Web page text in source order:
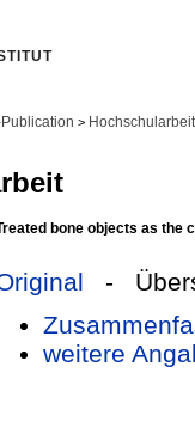
Publication >
bone objects as the
-
weitere